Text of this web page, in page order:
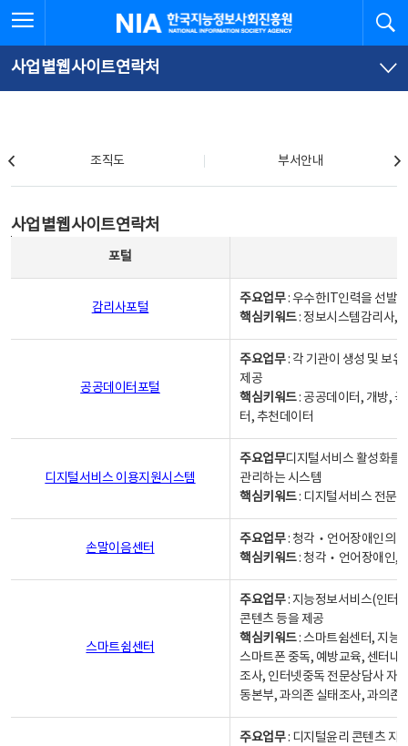
문
로
가
체
뉴
바
가
한국지능정보사회진흥원
사업별웹사이트연락처
조직도 부서안내
사업별웹사이트연락처
포털
감리사포털
주요업무: 우수한IT인력을 선발
핵심키워드: 정보시스템감리사,
공공데이터포털
주요업무: 각 기관이 생성 및 보
제공
핵심키워드: 공공데이터, 개방,
터, 추천데이터
디지털서비스 이용지원시스템
주요업무디지털서비스 활성화를
관리하는 시스템
핵심키워드: 디지털서비스 전문
손말이음센터
주요업무: 청각‧언어장애인의
핵심키워드: 청각‧언어장애인,
스마트쉼센터
주요업무: 지능정보서비스(인터
콘텐츠 등을 제공
핵심키워드: 스마트쉼센터, 지능
스마트폰 중독, 예방교육, 센터내
조사, 인터넷중독 전문상담사 자
동본부, 과의존 실태조사, 과의존
주요업무: 디지털윤리 콘텐츠 지